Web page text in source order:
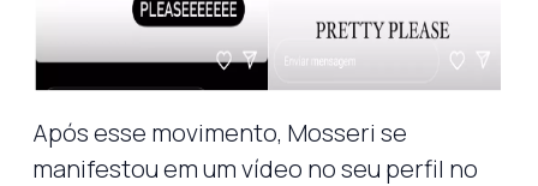
Após esse movimento, Mosseri se
manifestou em um vídeo no seu perfil no